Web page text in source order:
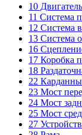
10 Двигатель
11 Система
12 Система
13 Система
16
17 Коробка
18
22
23 Мост
24 Мост
25 Мост
27